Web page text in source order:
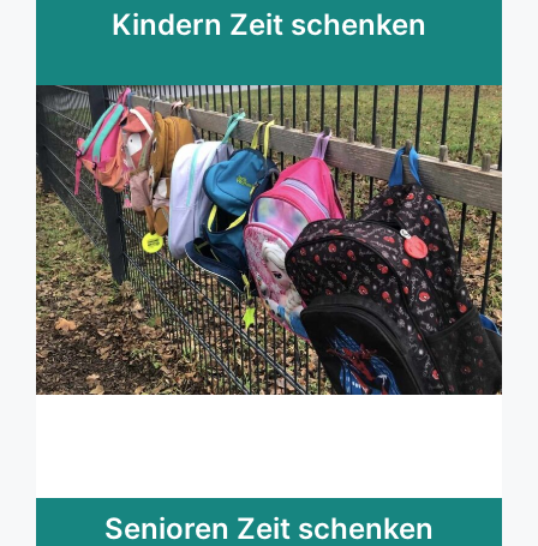
Kindern Zeit schenken
Senioren Zeit schenken